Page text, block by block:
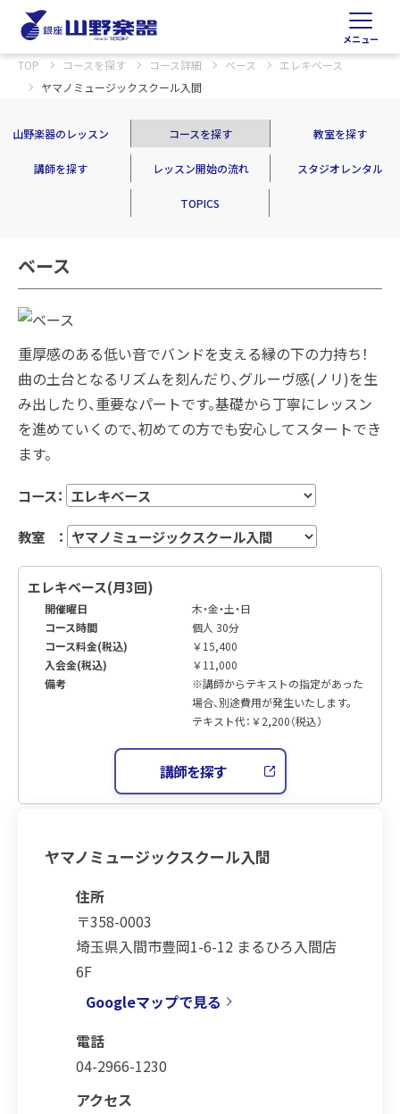
メニュー
TOP コースを探す コース詳細 ベース
エレキベース
ヤマノミュージックスクール入間
山野楽器のレッスン コースを探す 教室を探す
講師を探す レッスン開始の流れ スタジオレンタル
TOPICS
ベース
重厚感のある低い音でバンドを支える縁の下の力持ち！
曲の土台となるリズムを刻んだり、グルーヴ感(ノリ)を生
み出したり、重要なパートです。基礎から丁寧にレッスン
を進めていくので、初めての方でも安心してスタートでき
ます。
コース：
教室 ：
エレキベース(月3回)
開催曜日
木・金・土・日
コース時間
個人 30分
コース料金(税込)
￥15,400
入会金(税込)
￥11,000
備考
※講師からテキストの指定があった
場合、別途費用が発生いたします。
テキスト代：￥2,200（税込）
講師を探す
ヤマノミュージックスクール入間
住所
〒358-0003
埼玉県入間市豊岡1-6-12 まるひろ入間店
6F
Googleマップで見る
電話
04-2966-1230
アクセス